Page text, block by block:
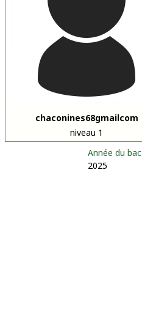
chaconines68gmailcom
niveau 1
Année du bac
2025